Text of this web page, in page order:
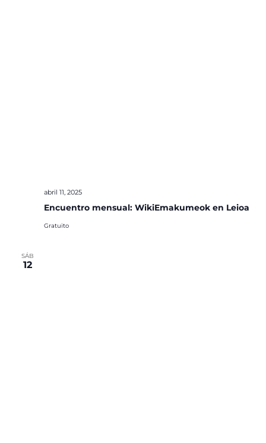
Encuentro mensual: WikiEmakumeok en Leioa
abril 11, 2025
Gratuito
SÁB
12